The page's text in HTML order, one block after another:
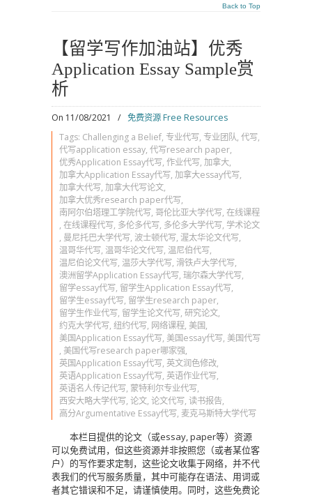
Back to Top
【留学写作加油站】优秀
Application Essay Sample赏
析
On 11/08/2021 / 免费资源 Free Resources
Tags: Challenging a Belief, 专业代写, 专业团队, 代写,
代写application essay, 代写research paper,
优秀Application Essay代写, 作业代写, 加拿大,
加拿大Application Essay代写, 加拿大essay代写,
加拿大代写, 加拿大代写论文,
加拿大优秀research paper代写,
南阿尔伯塔理工学院代写, 哥伦比亚大学代写, 在线课程
, 在线课程代写, 多伦多代写, 多伦多大学代写, 学术论文
, 曼尼托巴大学代写, 波士顿代写, 渥太华论文代写,
温哥华代写, 温哥华论文代写, 温尼伯代写,
温尼伯论文代写, 温莎大学代写, 滑铁卢大学代写,
澳洲留学Application Essay代写, 瑞尔森大学代写,
留学essay代写, 留学生Application Essay代写,
留学生essay代写, 留学生research paper,
留学生作业代写, 留学生论文代写, 研究论文,
约克大学代写, 纽约代写, 网络课程, 美国,
美国Application Essay代写, 美国essay代写, 美国代写
, 美国代写research paper哪家强,
英国Application Essay代写, 英文润色修改,
英语Application Essay代写, 英语作业代写,
英语名人传记代写, 蒙特利尔专业代写,
西安大略大学代写, 论文, 论文代写, 读书报告,
高分Argumentative Essay代写, 麦克马斯特大学代写
本栏目提供的论文（或essay, paper等）资源
可以免费试用，但这些资源并非按照您（或者某位客
户）的写作要求定制，这些论文收集于网络，并不代
表我们的代写服务质量，其中可能存在语法、用词或
者其它错误和不足，请谨慎使用。同时，这些免费论